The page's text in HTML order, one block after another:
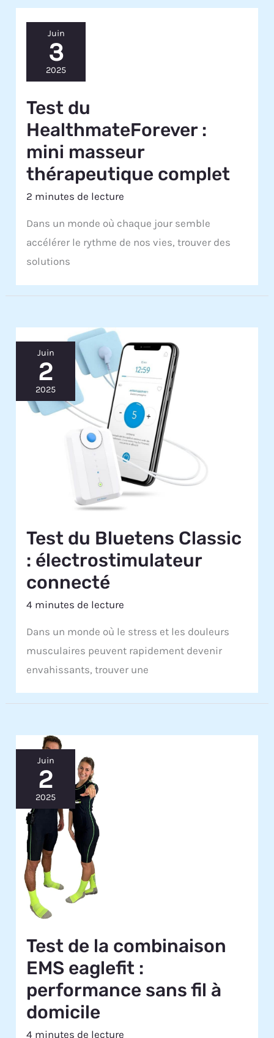
Juin
3
2025
Test du
HealthmateForever :
mini masseur
thérapeutique complet
2 minutes de lecture
Dans un monde où chaque jour semble
accélérer le rythme de nos vies, trouver des
solutions
Juin
2
2025
Test du Bluetens Classic
: électrostimulateur
connecté
4 minutes de lecture
Dans un monde où le stress et les douleurs
musculaires peuvent rapidement devenir
envahissants, trouver une
Juin
2
2025
Test de la combinaison
EMS eaglefit :
performance sans fil à
domicile
4 minutes de lecture